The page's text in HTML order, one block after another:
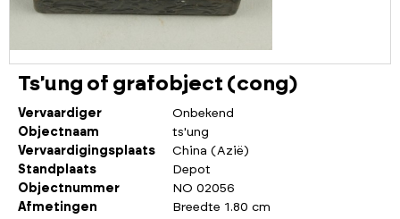
Ts'ung of grafobject (cong)
Vervaardiger
Onbekend
Objectnaam
ts'ung
Vervaardigingsplaats
China (Azië)
Standplaats
Depot
Objectnummer
NO 02056
Afmetingen
Breedte 1.80 cm